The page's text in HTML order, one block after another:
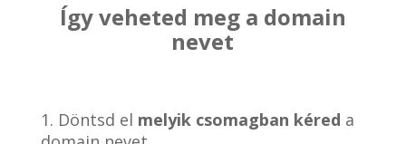
Így veheted meg a domain
nevet
1. Döntsd el melyik csomagban kéred a